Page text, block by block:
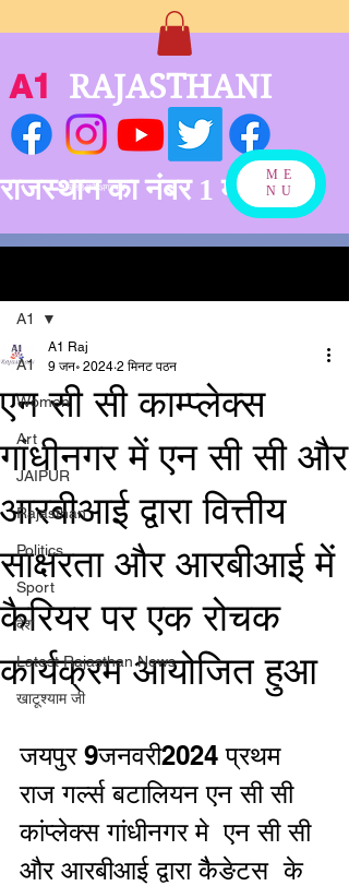
राजस्थान का नंबर 1 मीडिया
बनने को अग्रसर
ME
NU
A1 RAJASTHANI
A1
Women
Art
JAIPUR
Rajasthan
Politics
Sport
देश
Latest Rajasthan News
खाटूश्याम जी
A1
एन सी सी काम्प्लेक्स
गांधीनगर में एन सी सी और
आरबीआई द्वारा वित्तीय
साक्षरता और आरबीआई में
कैरियर पर एक रोचक
कार्यक्रम आयोजित हुआ
A1 Raj
9 जन॰ 2024 2 मिनट पठन
जयपुर 9जनवरी2024 प्रथम
राज गर्ल्स बटालियन एन सी सी
कांप्लेक्स गांधीनगर मे  एन सी सी
और आरबीआई द्वारा कैैङेटस  के